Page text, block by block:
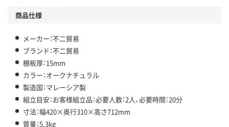
商品仕様
メーカー：不二貿易
ブランド：不二貿易
棚板厚：15mm
カラー：オークナチュラル
製造国：マレーシア製
組立目安：お客様組立品：必要人数：2人、必要時間：20分
寸法：幅420×奥行310×高さ712mm
質量：5.3kg